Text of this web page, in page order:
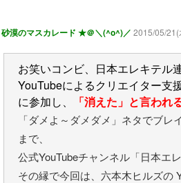
砂漠のマスカレード ★＠＼(^o^)／ 2015/05/
お笑いコンビ、日本エレキテル
YouTubeによるクリエイター支
に参加し、
「消えた」と言われ
「ダメよ～ダメダメ」ネタでブ
まで、
公式YouTubeチャンネル「日本エ
その縁で今回は、六本木ヒルズの